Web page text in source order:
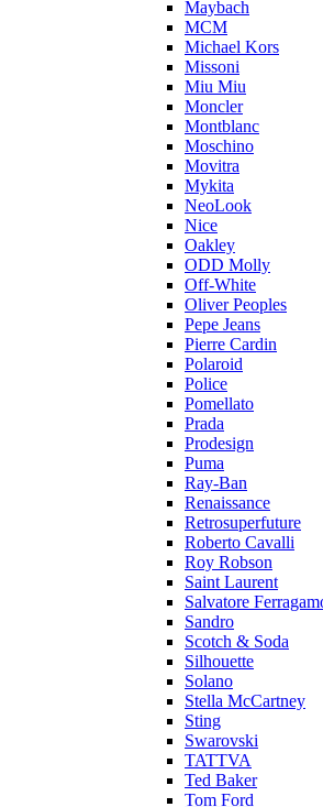
Maybach
MCM
Michael Kors
Missoni
Miu Miu
Moncler
Montblanc
Moschino
Movitra
Mykita
NeoLook
Nice
Oakley
ODD Molly
Off-White
Oliver Peoples
Pepe Jeans
Pierre Cardin
Polaroid
Police
Pomellato
Prada
Prodesign
Puma
Ray-Ban
Renaissance
Retrosuperfuture
Roberto Cavalli
Roy Robson
Saint Laurent
Salvatore
Sandro
Scotch & Soda
Silhouette
Solano
Stella McCartney
Sting
Swarovski
TATTVA
Ted Baker
Tom Ford